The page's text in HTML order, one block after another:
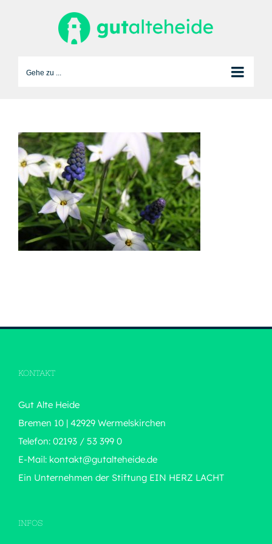
Gehe zu ...
KONTAKT
Gut Alte Heide
Bremen 10 | 42929 Wermelskirchen
Telefon: 02193 / 53 399 0
E-Mail: kontakt@gutalteheide.de
Ein Unternehmen der Stiftung EIN HERZ LACHT
INFOS